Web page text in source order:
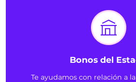
Bonos del
Te ayudamos con relación a